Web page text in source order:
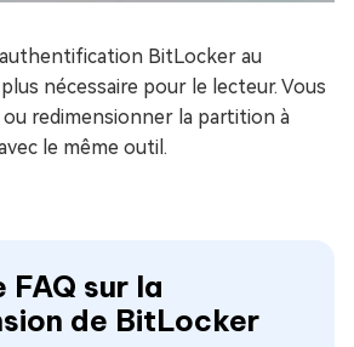
BitLocker au
nécessaire pour le lecteur. Vous
redimensionner la partition à
le même outil.
FAQ sur la
de BitLocker